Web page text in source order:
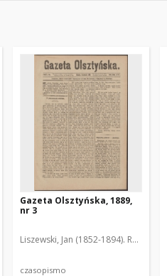
Gazeta Olsztyńska, 1889,
nr 3
Liszewski, Jan (1852-1894). Red.
czasopismo